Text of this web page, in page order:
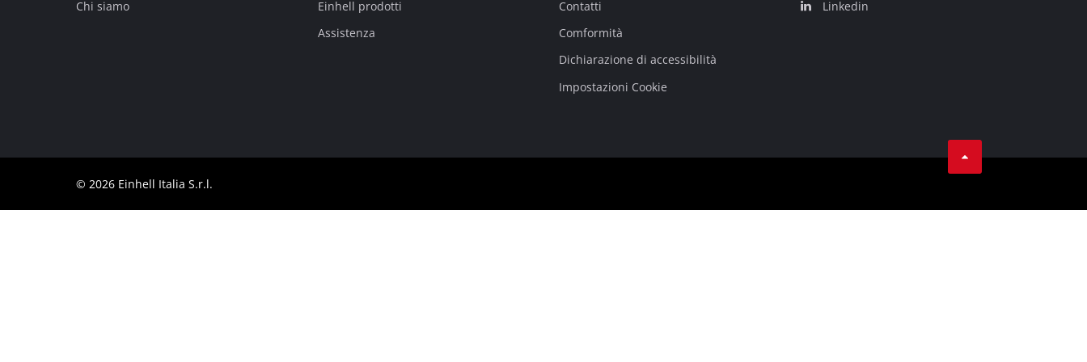
ItalianoChi siamo
Einhell prodotti
Assistenza
Contatti
Comformità
Dichiarazione di accessibilità
Impostazioni Cookie
Linkedin
© 2026 Einhell Italia S.r.l.